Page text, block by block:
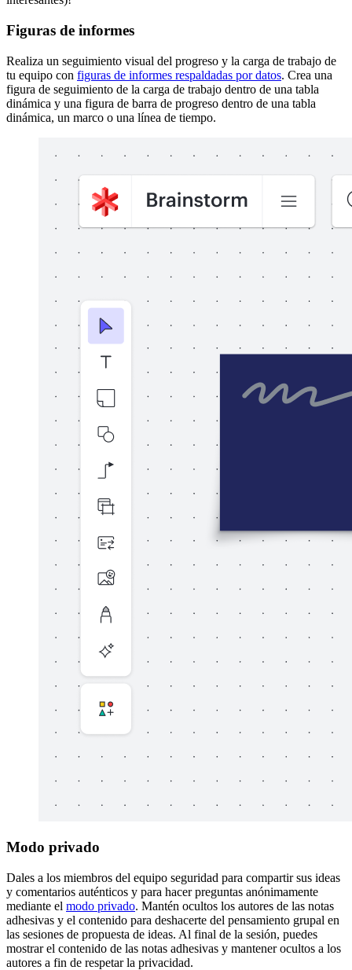
Figuras de informes
Realiza un seguimiento visual del progreso y la carga de trabajo de
tu equipo con figuras de informes respaldadas por datos. Crea una
figura de seguimiento de la carga de trabajo dentro de una tabla
dinámica y una figura de barra de progreso dentro de una tabla
dinámica, un marco o una línea de tiempo.
Modo privado
Dales a los miembros del equipo seguridad para compartir sus ideas
y comentarios auténticos y para hacer preguntas anónimamente
mediante el modo privado. Mantén ocultos los autores de las notas
adhesivas y el contenido para deshacerte del pensamiento grupal en
las sesiones de propuesta de ideas. Al final de la sesión, puedes
mostrar el contenido de las notas adhesivas y mantener ocultos a los
autores a fin de respetar la privacidad.